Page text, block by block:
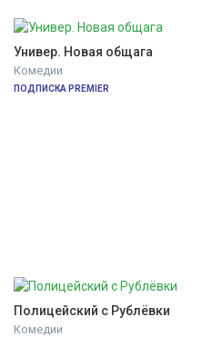
Универ. Новая общага
Комедии
ПОДПИСКА PREMIER
Полицейский с Рублёвки
Комедии